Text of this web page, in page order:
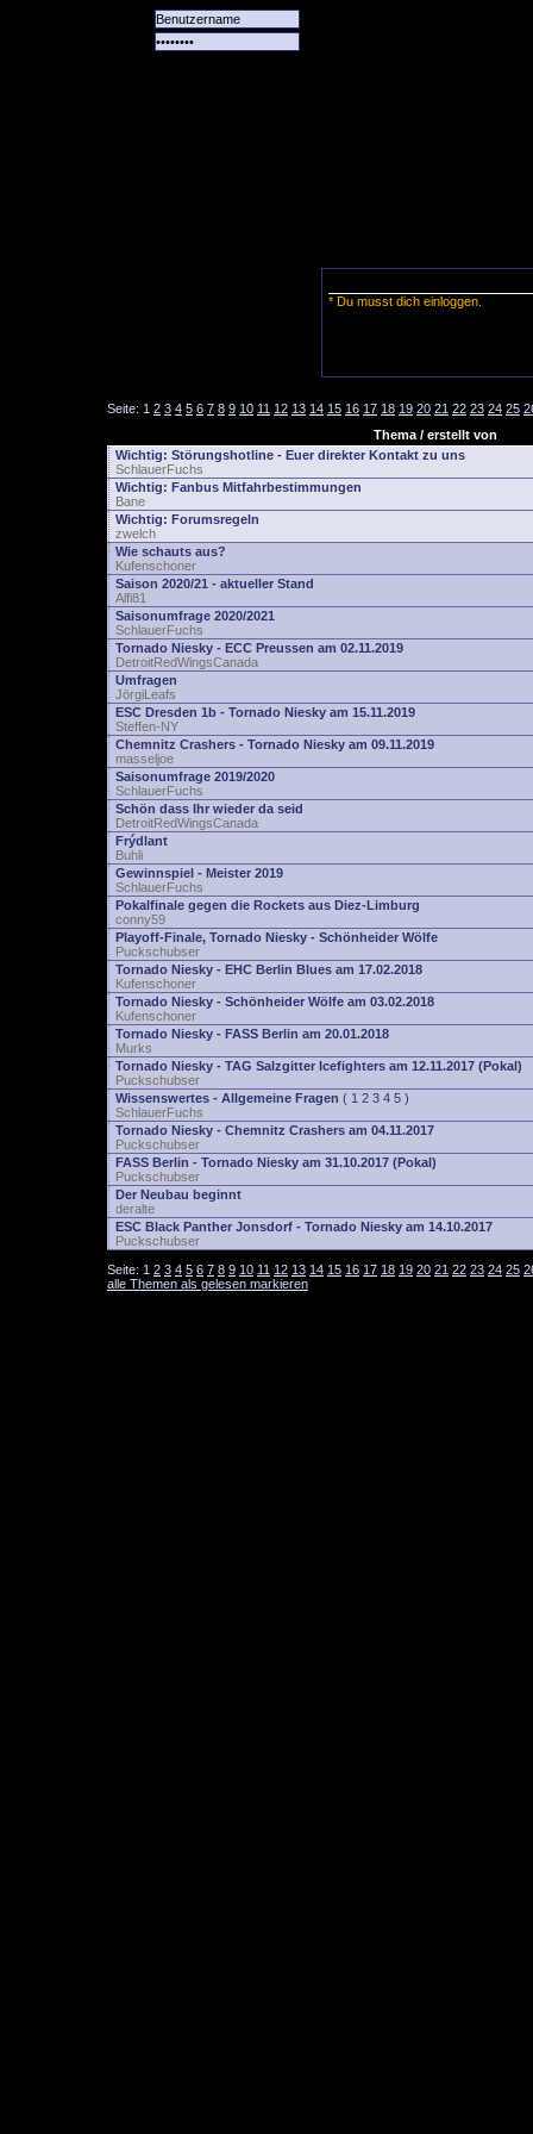
* Du musst dich einloggen.
Seite: 1 2 3 4 5 6 7 8 9 10 11 12 13 14 15 16 17 18 19 20 21 22 23 24 25
Thema / erstellt von
Wichtig: Störungshotline - Euer direkter Kontakt zu uns
SchlauerFuchs
Wichtig: Fanbus Mitfahrbestimmungen
Bane
Wichtig: Forumsregeln
zwelch
Wie schauts aus?
Kufenschoner
Saison 2020/21 - aktueller Stand
Alfi81
Saisonumfrage 2020/2021
SchlauerFuchs
Tornado Niesky - ECC Preussen am 02.11.2019
DetroitRedWingsCanada
Umfragen
JörgiLeafs
ESC Dresden 1b - Tornado Niesky am 15.11.2019
Steffen-NY
Chemnitz Crashers - Tornado Niesky am 09.11.2019
masseljoe
Saisonumfrage 2019/2020
SchlauerFuchs
Schön dass Ihr wieder da seid
DetroitRedWingsCanada
Frýdlant
Buhli
Gewinnspiel - Meister 2019
SchlauerFuchs
Pokalfinale gegen die Rockets aus Diez-Limburg
conny59
Playoff-Finale, Tornado Niesky - Schönheider Wölfe
Puckschubser
Tornado Niesky - EHC Berlin Blues am 17.02.2018
Kufenschoner
Tornado Niesky - Schönheider Wölfe am 03.02.2018
Kufenschoner
Tornado Niesky - FASS Berlin am 20.01.2018
Murks
Tornado Niesky - TAG Salzgitter Icefighters am 12.11.2017 (Pokal)
Puckschubser
Wissenswertes - Allgemeine Fragen ( 1 2 3 4 5 )
SchlauerFuchs
Tornado Niesky - Chemnitz Crashers am 04.11.2017
Puckschubser
FASS Berlin - Tornado Niesky am 31.10.2017 (Pokal)
Puckschubser
Der Neubau beginnt
deralte
ESC Black Panther Jonsdorf - Tornado Niesky am 14.10.2017
Puckschubser
Seite: 1 2 3 4 5 6 7 8 9 10 11 12 13 14 15 16 17 18 19 20 21 22 23 24 25
alle Themen als gelesen markieren